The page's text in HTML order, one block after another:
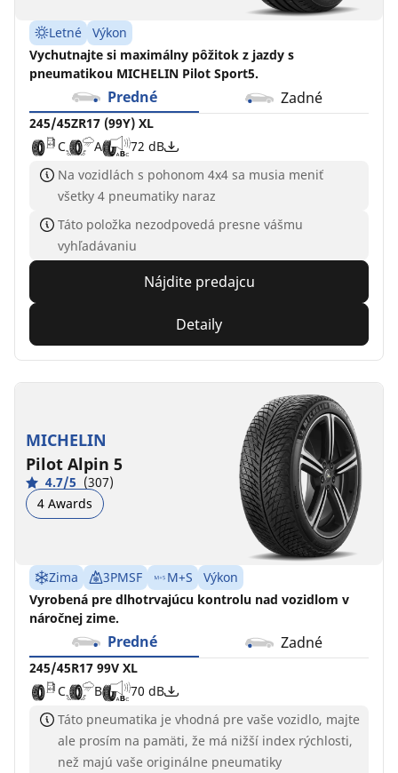
Letné
Výkon
Vychutnajte si maximálny pôžitok z jazdy s
pneumatikou MICHELIN Pilot Sport5.
Predné Zadné
245/45ZR17 (99Y) XL
C
A
72 dB
Na vozidlách s pohonom 4x4 sa musia meniť
všetky 4 pneumatiky naraz
Táto položka nezodpovedá presne vášmu
vyhľadávaniu
Nájdite predajcu
Detaily
MICHELIN
Pilot Alpin 5
4.7/5 (307)
4 Awards
Zima 3PMSF M+S
Výkon
Vyrobená pre dlhotrvajúcu kontrolu nad vozidlom v
náročnej zime.
Predné Zadné
245/45R17 99V XL
C
B
70 dB
Táto pneumatika je vhodná pre vaše vozidlo, majte
ale prosím na pamäti, že má nižší index rýchlosti,
než majú vaše originálne pneumatiky